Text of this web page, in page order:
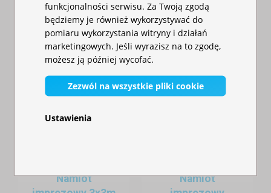
Namiot
Namiot
funkcjonalności serwisu. Za Twoją zgodą
będziemy je również wykorzystywać do
pomiaru wykorzystania witryny i działań
marketingowych. Jeśli wyrazisz na to zgodę,
możesz ją później wycofać.
Zezwól na wszystkie pliki cookie
Ustawienia